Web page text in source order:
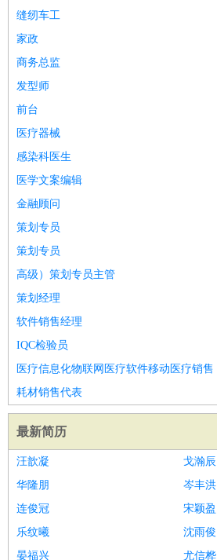
缝纫车工
家政
商务总监
发型师
前台
医疗器械
感染科医生
医学文案编辑
金融顾问
策划专员
策划专员
高级）策划专员主管
策划经理
软件销售经理
IQC检验员
医疗信息化物联网医疗软件移动医疗销售
耗材销售代表
最新简历
汪歆凝
戈瀚辰
华隆朋
岑丰洪
连俊冠
宋颖盈
乐纹曦
沈雨俊
晏福兴
尤信桦